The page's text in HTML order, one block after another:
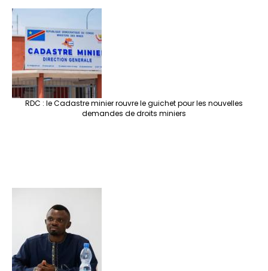
RDC : le Cadastre minier rouvre le guichet pour les nouvelles
demandes de droits miniers